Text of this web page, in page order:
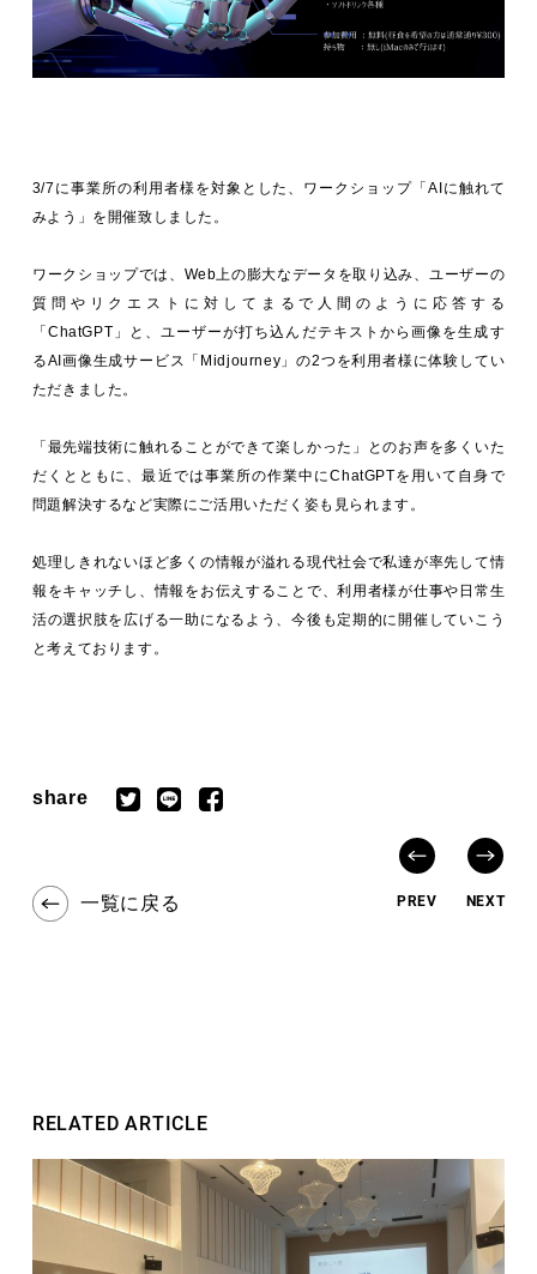
3/7に事業所の利用者様を対象とした、ワークショップ「AIに触れて
みよう」を開催致しました。
ワークショップでは、Web上の膨大なデータを取り込み、ユーザーの
質問やリクエストに対してまるで人間のように応答する
「ChatGPT」と、ユーザーが打ち込んだテキストから画像を生成す
るAI画像生成サービス「Midjourney」の2つを利用者様に体験してい
ただきました。
「最先端技術に触れることができて楽しかった」とのお声を多くいた
だくとともに、最近では事業所の作業中にChatGPTを用いて自身で
問題解決するなど実際にご活用いただく姿も見られます。
処理しきれないほど多くの情報が溢れる現代社会で私達が率先して情
報をキャッチし、情報をお伝えすることで、利用者様が仕事や日常生
活の選択肢を広げる一助になるよう、今後も定期的に開催していこう
と考えております。
share
一覧に戻る PREV NEXT
RELATED ARTICLE